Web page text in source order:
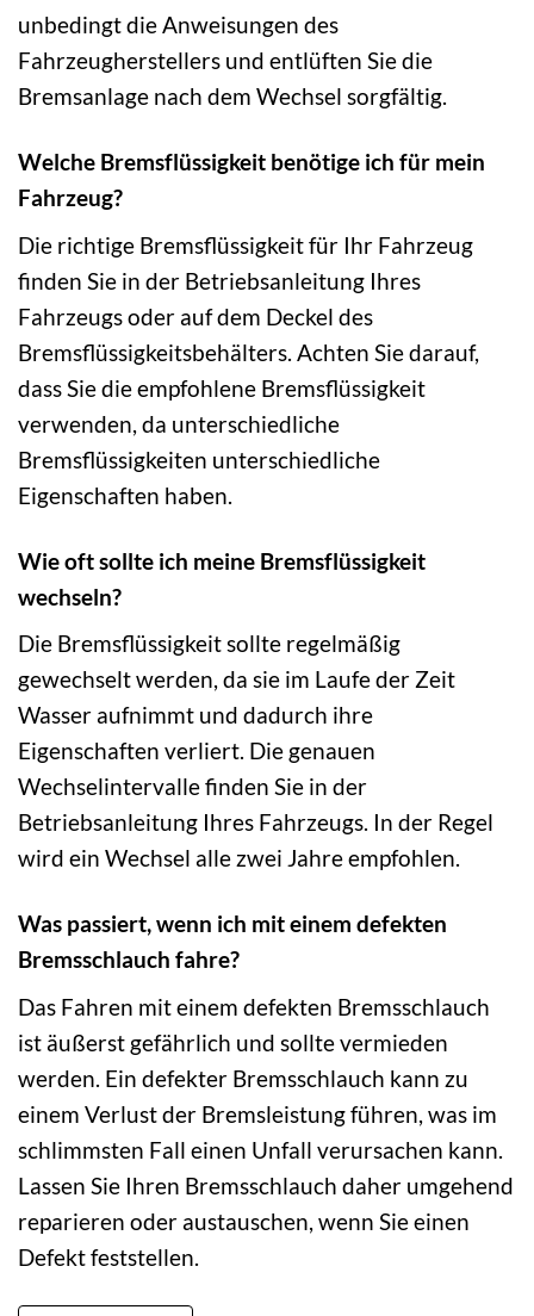
unbedingt die Anweisungen des
Fahrzeugherstellers und entlüften Sie die
Bremsanlage nach dem Wechsel sorgfältig.
Welche Bremsflüssigkeit benötige ich für mein
Fahrzeug?
Die richtige Bremsflüssigkeit für Ihr Fahrzeug
finden Sie in der Betriebsanleitung Ihres
Fahrzeugs oder auf dem Deckel des
Bremsflüssigkeitsbehälters. Achten Sie darauf,
dass Sie die empfohlene Bremsflüssigkeit
verwenden, da unterschiedliche
Bremsflüssigkeiten unterschiedliche
Eigenschaften haben.
Wie oft sollte ich meine Bremsflüssigkeit
wechseln?
Die Bremsflüssigkeit sollte regelmäßig
gewechselt werden, da sie im Laufe der Zeit
Wasser aufnimmt und dadurch ihre
Eigenschaften verliert. Die genauen
Wechselintervalle finden Sie in der
Betriebsanleitung Ihres Fahrzeugs. In der Regel
wird ein Wechsel alle zwei Jahre empfohlen.
Was passiert, wenn ich mit einem defekten
Bremsschlauch fahre?
Das Fahren mit einem defekten Bremsschlauch
ist äußerst gefährlich und sollte vermieden
werden. Ein defekter Bremsschlauch kann zu
einem Verlust der Bremsleistung führen, was im
schlimmsten Fall einen Unfall verursachen kann.
Lassen Sie Ihren Bremsschlauch daher umgehend
reparieren oder austauschen, wenn Sie einen
Defekt feststellen.